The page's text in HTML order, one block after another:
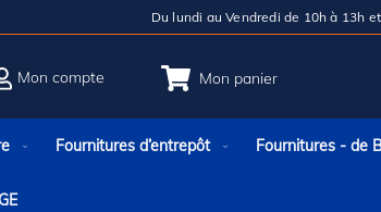
Du lundi au Vendredi de 10h à 13h
Mon panier
Mon compte
Fournitures d’entrepôt Fournitures - de